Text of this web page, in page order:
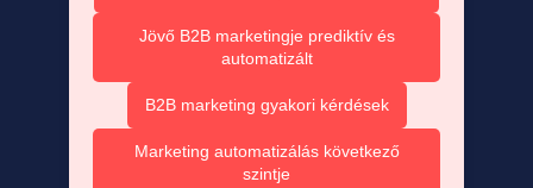
Jövő B2B marketingje prediktív és
automatizált
B2B marketing gyakori kérdések
Marketing automatizálás következő
szintje